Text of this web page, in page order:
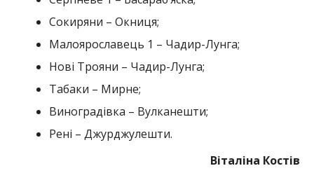
Сокиряни – Окниця;
Малоярославець 1 – Чадир-Лунга;
Нові Трояни – Чадир-Лунга;
Табаки – Мирне;
Виноградівка – Вулканешти;
Рені – Джурджулешти.
Віталіна Костів